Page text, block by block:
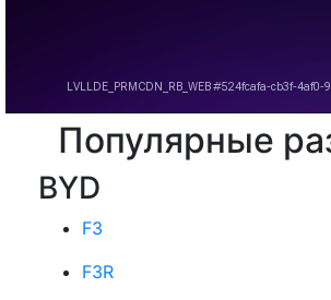
Популярные
BYD
F3
F3R